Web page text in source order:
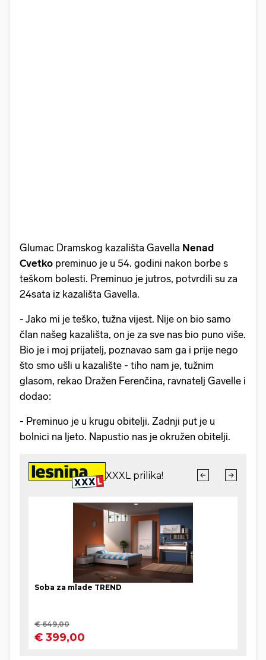
Glumac Dramskog kazališta Gavella Nenad
Cvetko preminuo je u 54. godini nakon borbe s
teškom bolesti. Preminuo je jutros, potvrdili su za
24sata iz kazališta Gavella.
- Jako mi je teško, tužna vijest. Nije on bio samo
član našeg kazališta, on je za sve nas bio puno više.
Bio je i moj prijatelj, poznavao sam ga i prije nego
što smo ušli u kazalište - tiho nam je, tužnim
glasom, rekao Dražen Ferenčina, ravnatelj Gavelle i
dodao:
- Preminuo je u krugu obitelji. Zadnji put je u
bolnici na ljeto. Napustio nas je okružen obitelji.